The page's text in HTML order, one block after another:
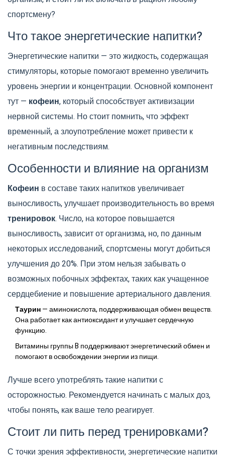
спортсмену?
Что такое энергетические напитки?
Энергетические напитки — это жидкость, содержащая
стимуляторы, которые помогают временно увеличить
уровень энергии и концентрации. Основной компонент
тут — кофеин, который способствует активизации
нервной системы. Но стоит помнить, что эффект
временный, а злоупотребление может привести к
негативным последствиям.
Особенности и влияние на организм
Кофеин в составе таких напитков увеличивает
выносливость, улучшает производительность во время
тренировок. Число, на которое повышается
выносливость, зависит от организма, но, по данным
некоторых исследований, спортсмены могут добиться
улучшения до 20%. При этом нельзя забывать о
возможных побочных эффектах, таких как учащенное
сердцебиение и повышение артериального давления.
Таурин— аминокислота, поддерживающая обмен веществ.
Она работает как антиоксидант и улучшает сердечную
функцию.
Витамины группы B поддерживают энергетический обмен и
помогают в освобождении энергии из пищи.
Лучше всего употреблять такие напитки с
осторожностью. Рекомендуется начинать с малых доз,
чтобы понять, как ваше тело реагирует.
Стоит ли пить перед тренировками?
С точки зрения эффективности, энергетические напитки